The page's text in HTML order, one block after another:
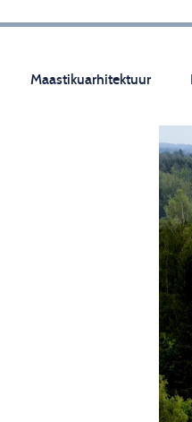
Maastikuarhitektuur